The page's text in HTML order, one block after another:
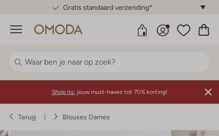
Gratis standaard verzending*
Menu
Shop nu: jouw must-haves tot 70% korting!
Terug Blouses Dames